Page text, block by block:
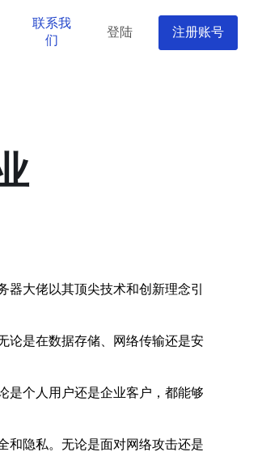
联系我
们
登陆 注册账号
大佬以其顶尖技术和创新理念引
论是在数据存储、网络传输还是安
是个人用户还是企业客户，都能够
和隐私。无论是面对网络攻击还是